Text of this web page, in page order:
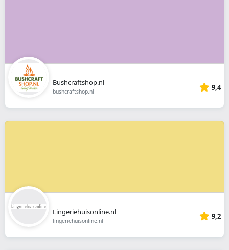
Bushcraftshop.nl
bushcraftshop.nl 9,4
Lingeriehuisonline.nl
lingeriehuisonline.nl 9,2